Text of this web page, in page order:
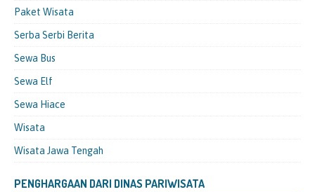
Paket Wisata
Serba Serbi Berita
Sewa Bus
Sewa Elf
Sewa Hiace
Wisata
Wisata Jawa Tengah
PENGHARGAAN DARI DINAS PARIWISATA